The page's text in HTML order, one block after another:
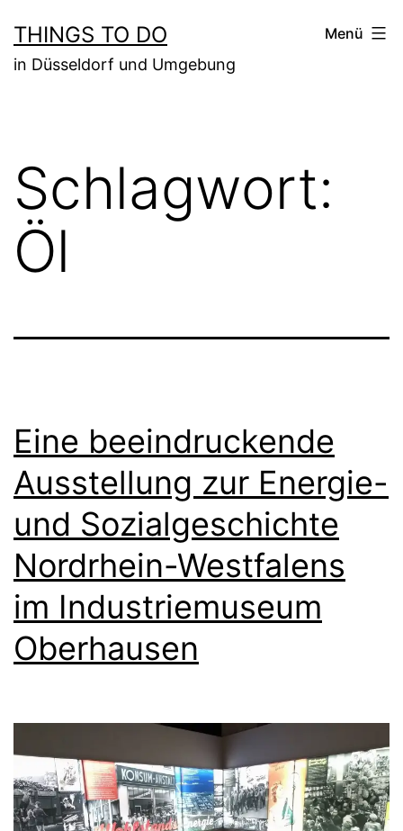
Inhalt
springen
THINGS TO DO
in Düsseldorf und Umgebung
Menü
Schlagwort:
Öl
Eine beeindruckende
Ausstellung zur Energie-
und Sozialgeschichte
Nordrhein-Westfalens
im Industriemuseum
Oberhausen